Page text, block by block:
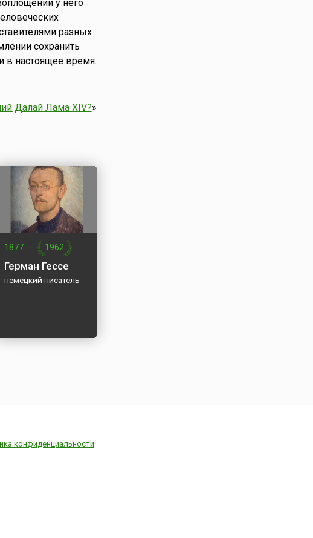
у него
разных
сохранить
в настоящее время.
Далай Лама XIV?»
1877 — 1962
Герман Гессе
немецкий писатель
конфиденциальности